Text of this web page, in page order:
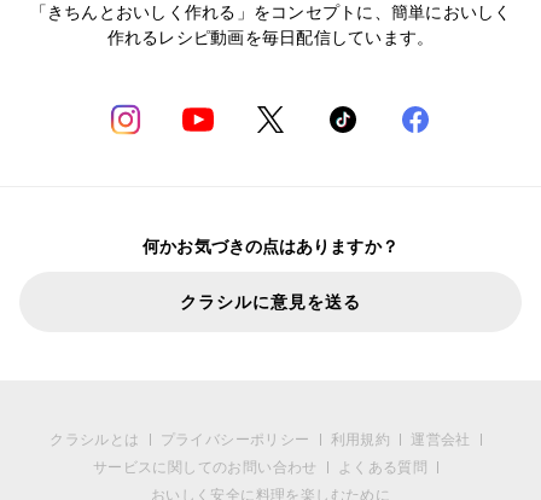
「きちんとおいしく作れる」をコンセプトに、簡単においしく
作れるレシピ動画を毎日配信しています。
何かお気づきの点はありますか？
クラシルに意見を送る
クラシルとは プライバシーポリシー 利用規約
運営会社
サービスに関してのお問い合わせ
よくある質問
おいしく安全に料理を楽しむために